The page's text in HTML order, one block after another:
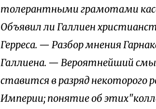
толерантными грамотами
Объявил ли Галлиен
Герреса. — Разбор мнения
Галлиена. — Вероятнейший
ставится в разряд некоторого
Империи; понятие об